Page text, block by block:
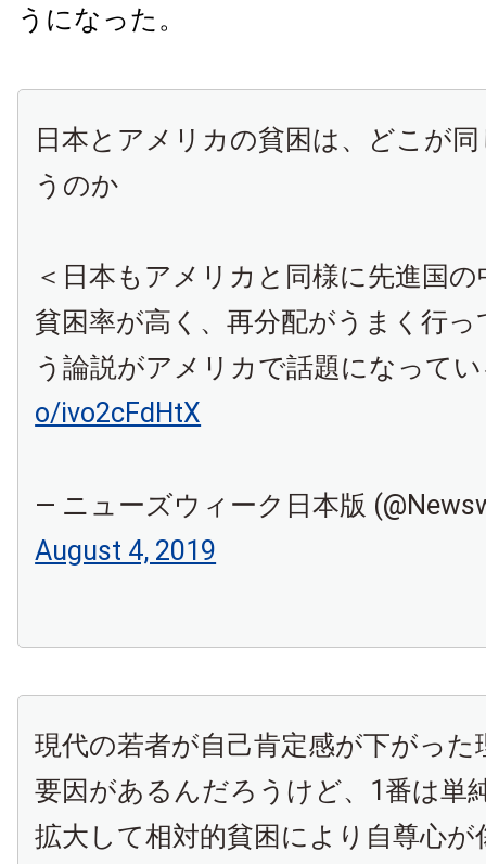
うになった。
日本とアメリカの貧困は、どこが
うのか
＜日本もアメリカと同様に先進国
貧困率が高く、再分配がうまく行
う論説がアメリカで話題になって
o/ivo2cFdHtX
— ニューズウィーク日本版
August 4, 2019
現代の若者が自己肯定感が下がった
要因があるんだろうけど、1番は単
拡大して相対的貧困により自尊心が